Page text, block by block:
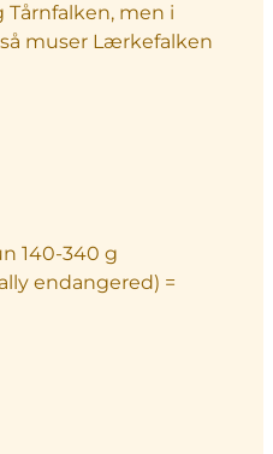
Tårnfalken, men i
muser Lærkefalken
140-340 g
endangered) =